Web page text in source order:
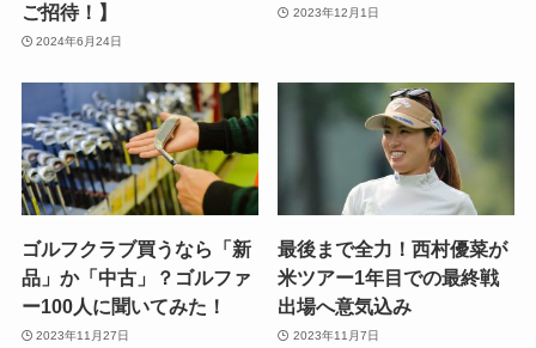
ご招待！】
2024年6月24日
2023年12月1日
ゴルフクラブ買うなら「新
品」か「中古」？ゴルファ
ー100人に聞いてみた！
2023年11月27日
最後まで全力！西村優菜が
米ツアー1年目での最終戦
出場へ意気込み
2023年11月7日